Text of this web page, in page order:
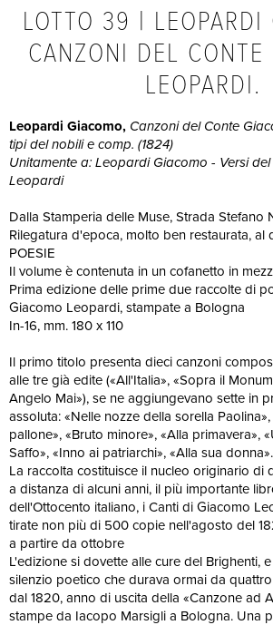
LOTTO 39 | LEOPARDI
CANZONI DEL CONTE
LEOPARDI.
Leopardi Giacomo, Canzoni del Conte
tipi del nobili e comp. (1824)
Unitamente a: Leopardi Giacomo - Versi
Leopardi
Dalla Stamperia delle Muse, Strada Stefano
Rilegatura d'epoca, molto ben restaurata, al
POESIE
Il volume è contenuta in un cofanetto in
Prima edizione delle prime due raccolte di
Giacomo Leopardi, stampate a Bologna
In-16, mm. 180 x 110
Il primo titolo presenta dieci canzoni
alle tre già edite («All'Italia», «Sopra il
Angelo Mai»), se ne aggiungevano sette in
assoluta: «Nelle nozze della sorella
pallone», «Bruto minore», «Alla primavera»,
Saffo», «Inno ai patriarchi», «Alla sua donna».
La raccolta costituisce il nucleo originario di
a distanza di alcuni anni, il più importante
dell'Ottocento italiano, i Canti di Giacomo
tirate non più di 500 copie nell'agosto del
a partire da ottobre
L'edizione si dovette alle cure del Brighenti,
silenzio poetico che durava ormai da
dal 1820, anno di uscita della «Canzone ad
stampe da Iacopo Marsigli a Bologna. Una